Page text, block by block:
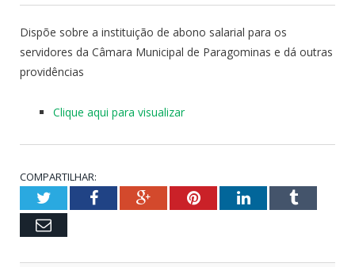
Dispõe sobre a instituição de abono salarial para os
servidores da Câmara Municipal de Paragominas e dá outras
providências
Clique aqui para visualizar
COMPARTILHAR:
TwitterFacebookGoogle+PinterestLinkedInTumblr
Email